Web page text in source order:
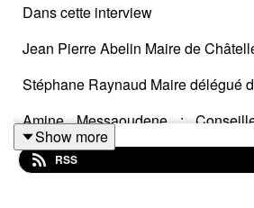
Dans cette interview
Jean Pierre Abelin Maire de
Stéphane Raynaud Maire délégué
Amine Messaoudene :
jeunesse
Valérie Lavaud - Responsable
Show more
RSS